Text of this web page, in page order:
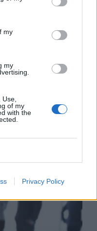
my
my
of my
with the
Privacy Policy
του στην ΑΙ με
Multiverse
νέες
και επεκτείνεται